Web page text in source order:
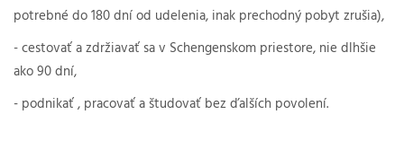
potrebné do 180 dní od udelenia, inak prechodný pobyt zrušia),
- cestovať a zdržiavať sa v Schengenskom priestore, nie dlhšie
ako 90 dní,
- podnikať , pracovať a študovať bez ďalších povolení.